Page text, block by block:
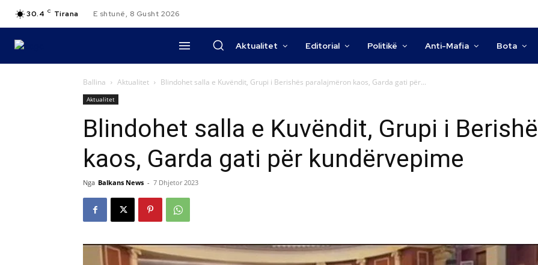
30.4 C Tirana E shtunë, 8 Gusht 2026
Aktualitet Editorial Politikë Anti-Mafia Bota
Ballina Aktualitet Blindohet salla e Kuvëndit, Grupi i Berishës paralajmëron kaos, Garda gati për...
Aktualitet
Blindohet salla e Kuvëndit, Grupi i
kaos, Garda gati për kundërvepime
Nga Balkans News - 7 Dhjetor 2023